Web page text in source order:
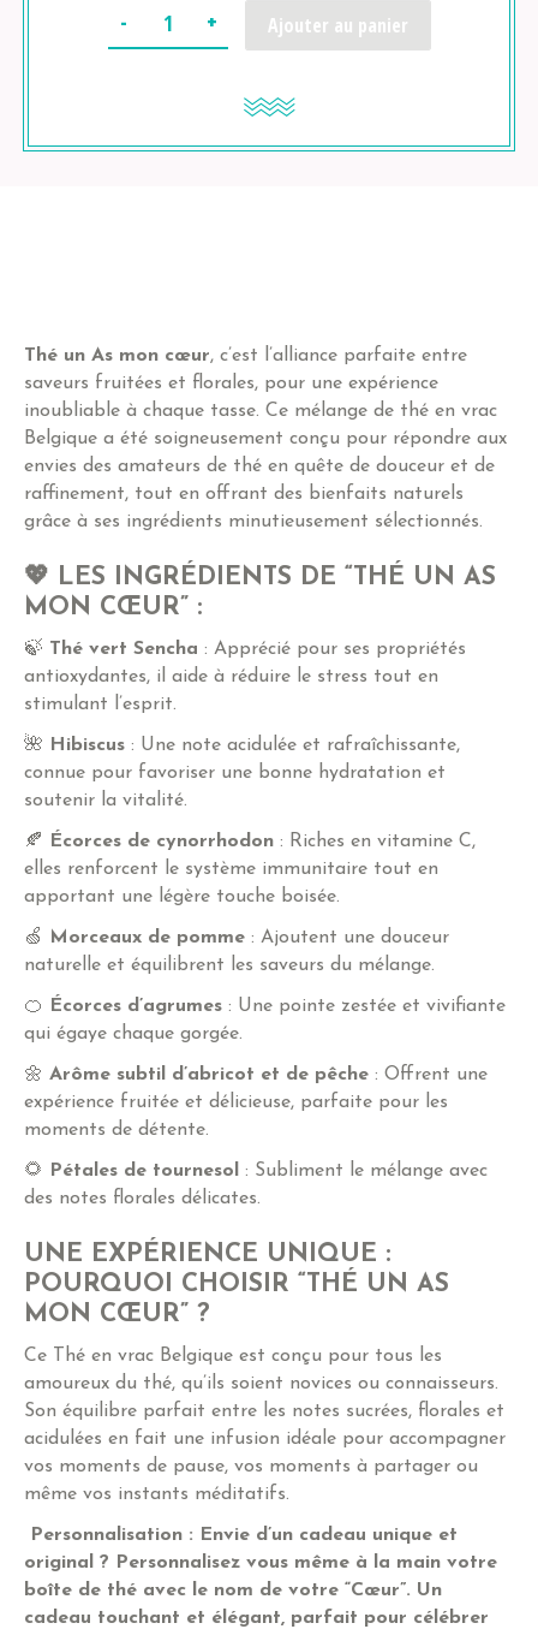
Quantité Ajouter au panier
Thé un As mon cœur, c’est l’alliance parfaite entre
saveurs fruitées et florales, pour une expérience
inoubliable à chaque tasse. Ce mélange de thé en vrac
Belgique a été soigneusement conçu pour répondre aux
envies des amateurs de thé en quête de douceur et de
raffinement, tout en offrant des bienfaits naturels
grâce à ses ingrédients minutieusement sélectionnés.
💖 LES INGRÉDIENTS DE “THÉ UN AS
MON CŒUR” :
🍃 Thé vert Sencha : Apprécié pour ses propriétés
antioxydantes, il aide à réduire le stress tout en
stimulant l’esprit.
🌺 Hibiscus : Une note acidulée et rafraîchissante,
connue pour favoriser une bonne hydratation et
soutenir la vitalité.
🍂 Écorces de cynorrhodon : Riches en vitamine C,
elles renforcent le système immunitaire tout en
apportant une légère touche boisée.
🍏 Morceaux de pomme : Ajoutent une douceur
naturelle et équilibrent les saveurs du mélange.
🍊 Écorces d’agrumes : Une pointe zestée et vivifiante
qui égaye chaque gorgée.
🌼 Arôme subtil d’abricot et de pêche : Offrent une
expérience fruitée et délicieuse, parfaite pour les
moments de détente.
🌻 Pétales de tournesol
: Subliment le mélange avec
des notes florales délicates.
UNE EXPÉRIENCE UNIQUE :
POURQUOI CHOISIR “THÉ UN AS
MON CŒUR” ?
Ce Thé en vrac Belgique est conçu pour tous les
amoureux du thé, qu’ils soient novices ou connaisseurs.
Son équilibre parfait entre les notes sucrées, florales et
acidulées en fait une infusion idéale pour accompagner
vos moments de pause, vos moments à partager ou
même vos instants méditatifs.
Personnalisation : Envie d’un cadeau unique et
original ? Personnalisez vous même à la main votre
boîte de thé avec le nom de votre “Cœur”. Un
cadeau touchant et élégant, parfait pour célébrer